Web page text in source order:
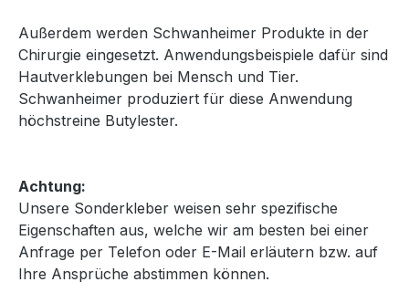
Außerdem werden Schwanheimer Produkte in der
Chirurgie eingesetzt. Anwendungsbeispiele dafür sind
Hautverklebungen bei Mensch und Tier.
Schwanheimer produziert für diese Anwendung
höchstreine Butylester.
Achtung:
Unsere Sonderkleber weisen sehr spezifische
Eigenschaften aus, welche wir am besten bei einer
Anfrage per Telefon oder E-Mail erläutern bzw. auf
Ihre Ansprüche abstimmen können.